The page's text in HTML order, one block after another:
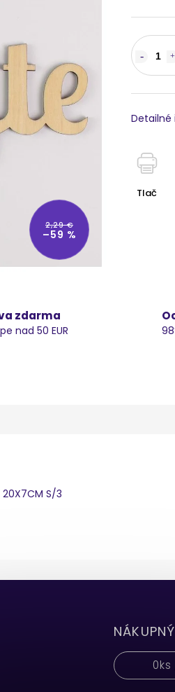
2,29 €
–59 %
Tlač
zdarma
nad 50 EUR
20X7CM S/3
0ks